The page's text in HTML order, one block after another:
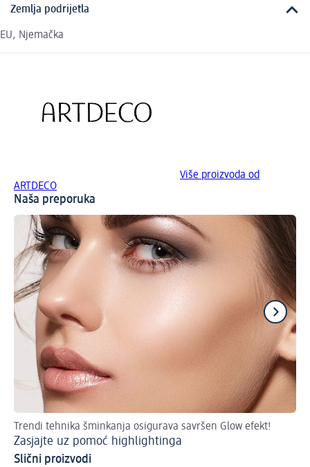
Zemlja podrijetla
EU, Njemačka
Više proizvoda od
ARTDECO
Naša preporuka
Trendi tehnika šminkanja osigurava savršen Glow efekt!
Zasjajte uz pomoć highlightinga
Slični proizvodi